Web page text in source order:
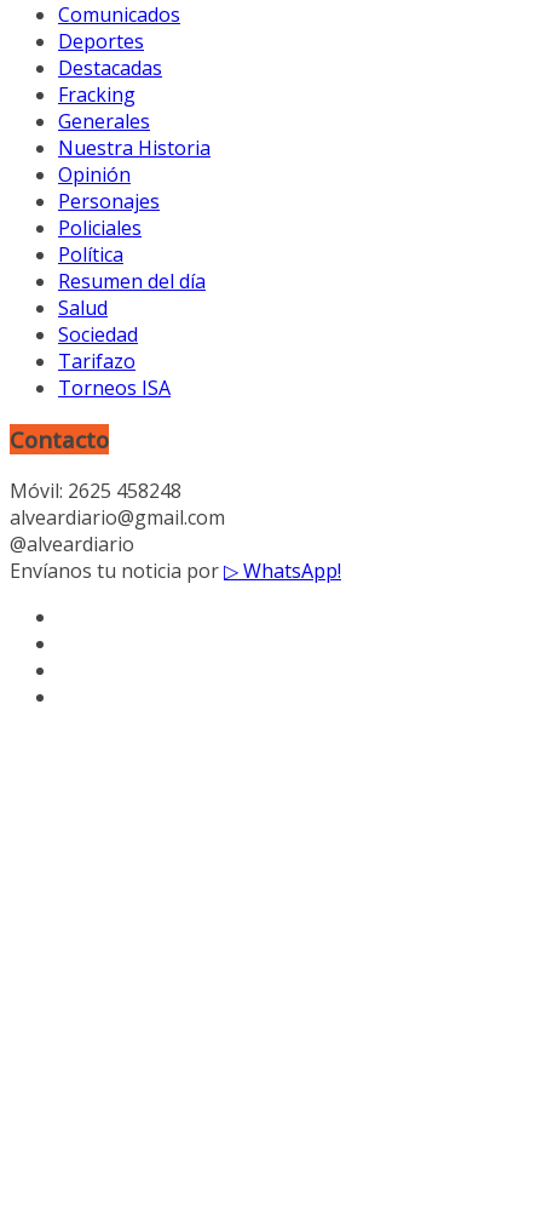
Comunicados
Deportes
Destacadas
Fracking
Generales
Nuestra Historia
Opinión
Personajes
Policiales
Política
Resumen del día
Salud
Sociedad
Tarifazo
Torneos ISA
Contacto
Móvil: 2625 458248
alveardiario@gmail.com
@alveardiario
Envíanos tu noticia por▷ WhatsApp!